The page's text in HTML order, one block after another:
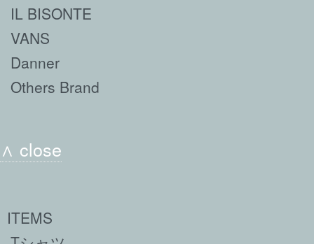
IL BISONTE
VANS
Danner
Others Brand
∧ close
ITEMS